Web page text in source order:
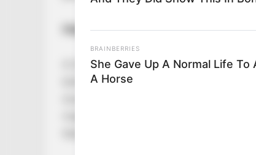
Három külön juttatás egyetlen
A 2026-os év már önmagában is
különösen erős kezdést hoz, hiszen a
összege, valamint a 14. havi nyugdíj első
magyar nyugdíjrendszerben, és
BRAINBERRIES
She Gave Up A Normal Life To
A Horse